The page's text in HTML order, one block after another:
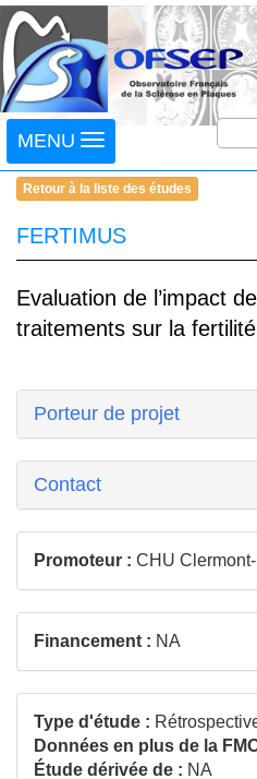
Toggle
navigation
MENU
Retour à la liste des études
FERTIMUS
Evaluation de l’impact
traitements sur la
Porteur de projet
Contact
Promoteur : CHU
Financement : NA
Type d'étude :
Données en plus de la
Étude dérivée de : NA